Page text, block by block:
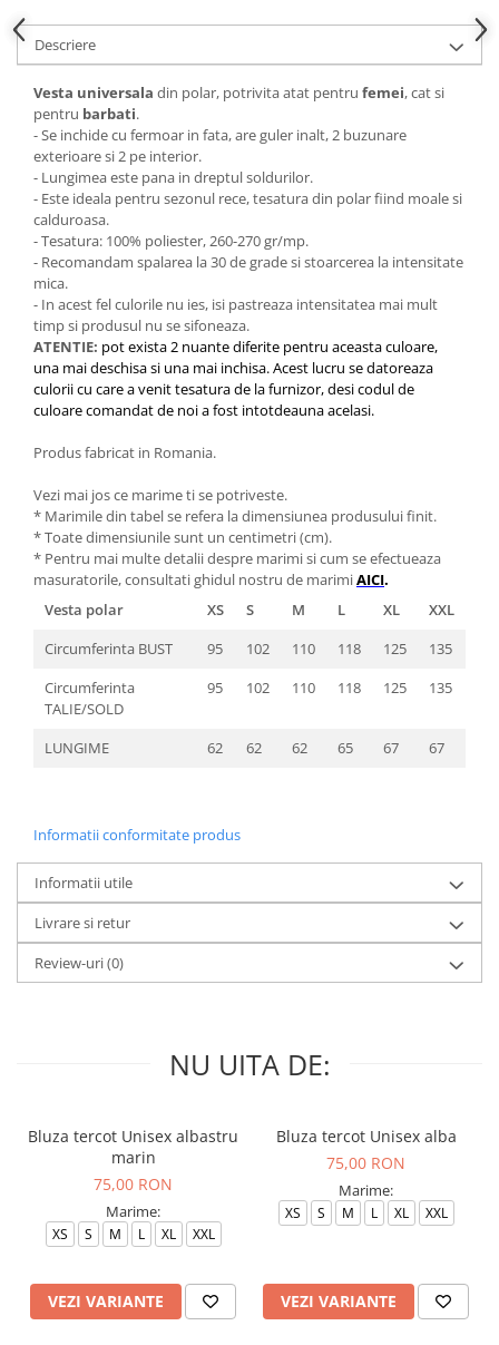
Descriere
Vesta universala din polar, potrivita atat pentru femei, cat si
pentru barbati.
- Se inchide cu fermoar in fata, are guler inalt, 2 buzunare
exterioare si 2 pe interior.
- Lungimea este pana in dreptul soldurilor.
- Este ideala pentru sezonul rece, tesatura din polar fiind moale si
calduroasa.
- Tesatura: 100% poliester, 260-270 gr/mp.
- Recomandam spalarea la 30 de grade si stoarcerea la intensitate
mica.
- In acest fel culorile nu ies, isi pastreaza intensitatea mai mult
timp si produsul nu se sifoneaza.
ATENTIE: pot exista 2 nuante diferite pentru aceasta culoare,
una mai deschisa si una mai inchisa. Acest lucru se datoreaza
culorii cu care a venit tesatura de la furnizor, desi codul de
culoare comandat de noi a fost intotdeauna acelasi.
Produs fabricat in Romania.
Vezi mai jos ce marime ti se potriveste.
* Marimile din tabel se refera la dimensiunea produsului finit.
* Toate dimensiunile sunt un centimetri (cm).
* Pentru mai multe detalii despre marimi si cum se efectueaza
masuratorile, consultati ghidul nostru de marimiAICI.
Vesta polar
XS S M L XL
XXL
Circumferinta BUST
95 102 110 118 125
135
Circumferinta
TALIE/SOLD
95 102 110 118 125 135
LUNGIME 62 62 62 65 67 67
Informatii conformitate produs
Informatii utile
Livrare si retur
Review-uri(0)
NU UITA DE:
Bluza tercot Unisex albastru
marin
75,00 RON
Marime:
XS S M L XL XXL
VEZI VARIANTE
Bluza tercot Unisex alba
75,00 RON
Marime:
XS S M L XL XXL
VEZI VARIANTE